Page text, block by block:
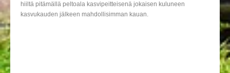
hiiltä pitämällä peltoala kasvipeitteisenä jokaisen kuluneen
kasvukauden jälkeen mahdollisimman kauan.